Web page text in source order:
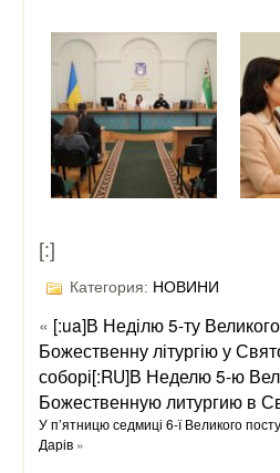
[:]
Категория: НОВИНИ
« [:ua]В Неділю 5-ту
Божественну літургію у
соборі[:RU]В Неделю 5-ю
Божественную литургию в
У п’ятницю седмиці 6-ї Великого
Дарів »